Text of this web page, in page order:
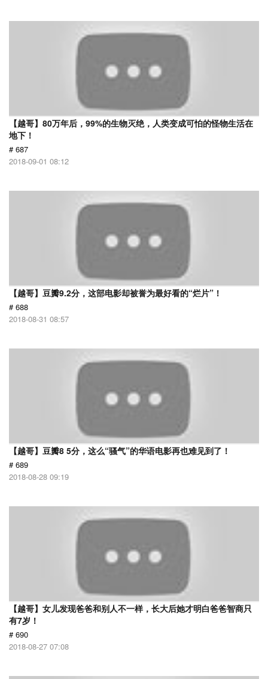
【越哥】80万年后，99%的生物灭绝，人类变成可怕的怪物生活在
地下！
# 687
2018-09-01 08:12
【越哥】豆瓣9.2分，这部电影却被誉为最好看的“烂片”！
# 688
2018-08-31 08:57
【越哥】豆瓣8 5分，这么“骚气”的华语电影再也难见到了！
# 689
2018-08-28 09:19
【越哥】女儿发现爸爸和别人不一样，长大后她才明白爸爸智商只
有7岁！
# 690
2018-08-27 07:08